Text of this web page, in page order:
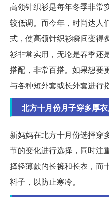
高领针织衫是每年冬季非常
较低调。而今年，时尚达人
式，使高领针织衫瞬间变得
衫非常实用，无论是春季还
搭配，非常百搭。如果想要
与各种短外套或长外套进行
北方十月份月子穿多厚
新妈妈在北方十月份选择穿
节的变化进行选择，同时注
择轻薄款的长裤和长衣，而
料子，以防止寒冷。